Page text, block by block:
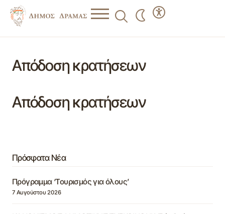
Απόδοση κρατήσεων
Απόδοση κρατήσεων
Πρόσφατα Νέα
Πρόγραμμα ‘Τουρισμός για όλους’
7 Αυγούστου 2026